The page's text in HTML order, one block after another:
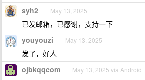
syh2 May 13, 2025
已发邮箱，已感谢，支持一下
youyouzi May 13, 2025
发了，好人
ojbkqqcom May 13, 2025 via Android